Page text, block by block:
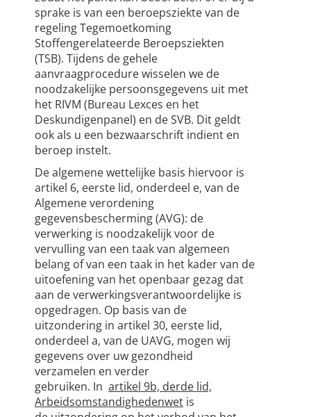
sprake is van een beroepsziekte van de
regeling Tegemoetkoming
Stoffengerelateerde Beroepsziekten
(TSB). Tijdens de gehele
aanvraagprocedure wisselen we de
noodzakelijke persoonsgegevens uit met
het RIVM (Bureau Lexces en het
Deskundigenpanel) en de SVB. Dit geldt
ook als u een bezwaarschrift indient en
beroep instelt.
De algemene wettelijke basis hiervoor is
artikel 6, eerste lid, onderdeel e, van de
Algemene verordening
gegevensbescherming (AVG): de
verwerking is noodzakelijk voor de
vervulling van een taak van algemeen
belang of van een taak in het kader van de
uitoefening van het openbaar gezag dat
aan de verwerkingsverantwoordelijke is
opgedragen. Op basis van de
uitzondering in artikel 30, eerste lid,
onderdeel a, van de UAVG, mogen wij
gegevens over uw gezondheid
verzamelen en verder
gebruiken. In artikel 9b, derde lid,
Arbeidsomstandighedenwet is